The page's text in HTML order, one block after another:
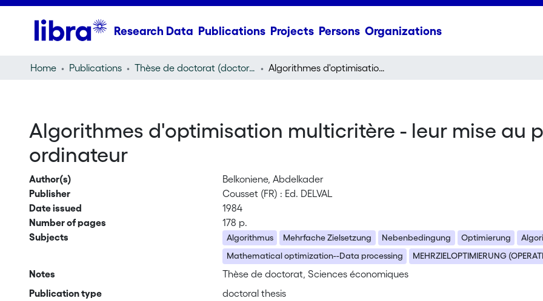
Research Data Publications Projects Persons Organizations
Home Publications Thèse de doctorat (doctoral thesis) Algorithmes d'optimisation multicritère - leur mise au point et implantation sur ordinateur
Algorithmes d'optimisation multicritère - leur mise au
ordinateur
Author(s)
Belkoniene, Abdelkader
Publisher
Cousset (FR) : Ed. DELVAL
Date issued
1984
Number of pages
178 p.
Subjects
Algorithmus Mehrfache Zielsetzung Nebenbedingung Optimierung
Mathematical optimization--Data processing
MEHRZIELOPTIMIERUNG
Notes
Thèse de doctorat, Sciences économiques
Publication type
doctoral thesis